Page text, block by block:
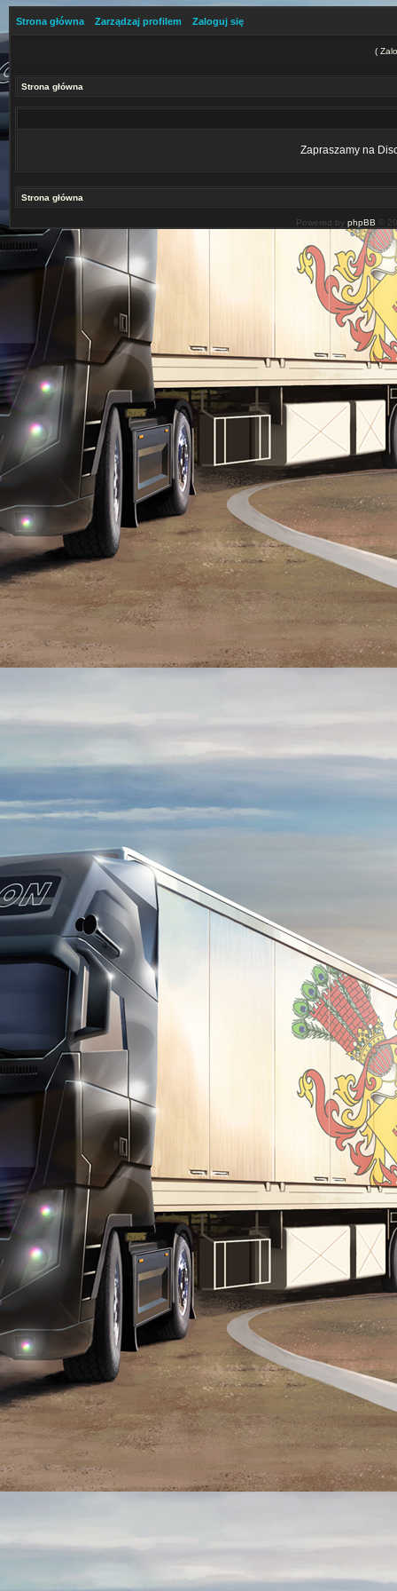
Strona główna Zarządzaj profilem Zaloguj się
(
Strona główna
Zapraszamy na
Strona główna
Powered by phpBB ©